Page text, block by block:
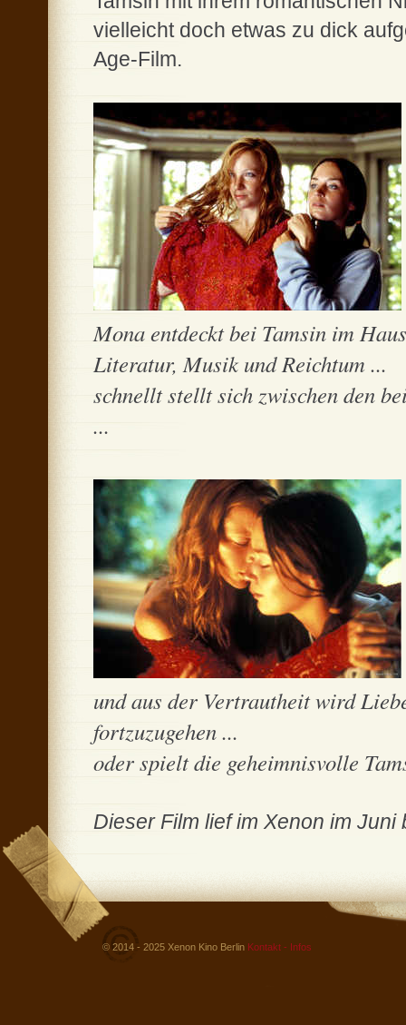
vielleicht doch etwas zu dick
Age-Film.
Mona entdeckt bei Tamsin im
Literatur, Musik und Reichtum ...
schnellt stellt sich zwischen den
...
und aus der Vertrautheit wird
fortzuzugehen ...
oder spielt die geheimnisvolle
Dieser Film lief im Xenon im Juni
© 2014 - 2025 Xenon Kino Berlin Kontakt - Infos